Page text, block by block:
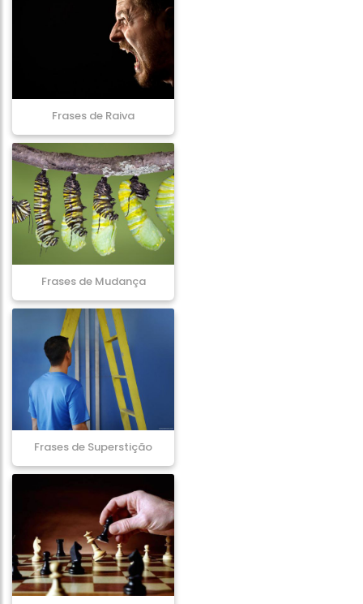
Frases de Raiva
Frases de Mudança
Frases de Superstição